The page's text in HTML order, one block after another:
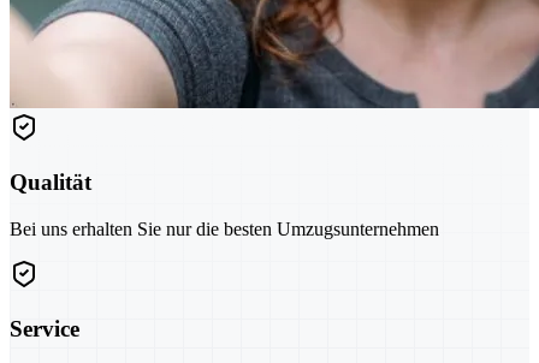
Qualität
Bei uns erhalten Sie nur die besten Umzugsunternehmen
Service